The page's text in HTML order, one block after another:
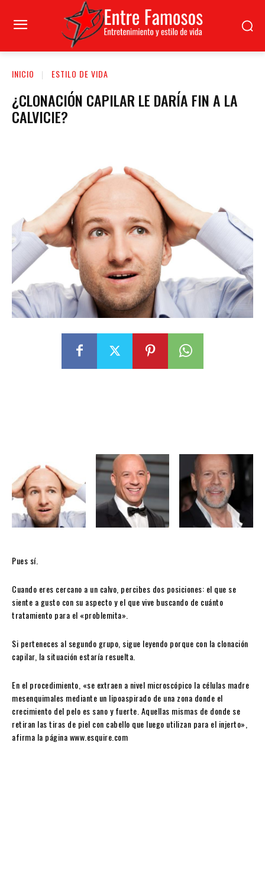
INICIO ESTILO DE VIDA
¿CLONACIÓN CAPILAR LE DARÍA FIN A LA
CALVICIE?
Pues sí.
Cuando eres cercano a un calvo, percibes dos posiciones: el que se
siente a gusto con su aspecto y el que vive buscando de cuánto
tratamiento para el «problemita».
Si perteneces al segundo grupo, sigue leyendo porque con la clonación
capilar, la situación estaría resuelta.
En el procedimiento, «se extraen a nivel microscópico la células madre
mesenquimales mediante un lipoaspirado de una zona donde el
crecimiento del pelo es sano y fuerte. Aquellas mismas de donde se
retiran las tiras de piel con cabello que luego utilizan para el injerto»,
afirma la página www.esquire.com